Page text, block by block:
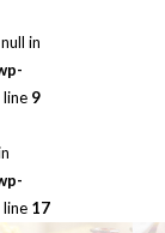
in
line 9
line 17